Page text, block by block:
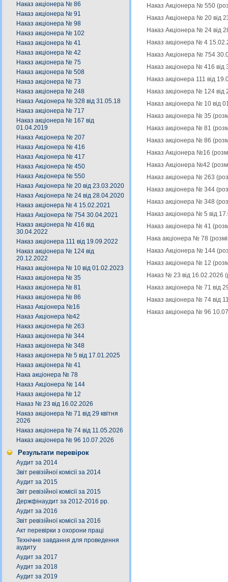
Наказ акціонера № 86
Наказ акціонера № 91
Наказ акціонера № 98
Наказ акціонера № 102
Наказ акціонера № 41
Наказ акціонера № 42
Наказ акціонера № 75
Наказ акціонера № 508
Наказ акціонера № 73
Наказ акціонера № 248
Наказ Акціонера № 328 від 31.05.18
Наказ акціонера № 717
Наказ акціонера № 167 від
01.04.2019
Наказ Акціонера № 207
Наказ Акціонера № 416
Наказ Акціонера № 417
Наказ Акціонера № 450
Наказ Акціонера № 550
Наказ Акціонера № 20 від 23.03.2020
Наказ Акціонера № 24 від 28.04.2020
Наказ акціонера № 4 15.02.2021
Наказ Акціонера № 754 30.04.2021
Наказ акціонера № 416 від
30.04.2022
Наказ акціонера 111 від 19.09.2022
Наказ акціонера № 124 від
20.12.2022
Наказ акціонера № 10 від 01.02.2023
Наказ акціонера № 35
Наказ акціонера № 81
Наказ акціонера № 86
Наказ Акціонера №16
Наказ Акціонера №42
Наказ акціонера № 263
Наказ акціонера № 344
Наказ акціонера № 348
Наказ акціонера № 5 від 17.01.2025
Наказ акціонера № 41
Нака акціонера № 78
Наказ Акціонера № 144
Наказ акціонера № 12
Наказ № 23 від 16.02.2026
Наказ акціонера № 71 від 29 квітня
2026
Наказ акціонера № 74 від 11.05.2026
Наказ акціонера № 96 10.07.2026
Результати перевірок
Аудит за 2014
Звіт ревізійної комісії за 2014
Аудит за 2015
Звіт ревізійної комісії за 2015
Держфінаудит за 2012-2016 рр.
Аудит за 2016
Звіт ревізійної комісії за 2016
Акт перевірки з охорони праці
Технічне завдання для проведення
аудиту
Аудит за 2017
Аудит за 2018
Аудит за 2019
Наказ Акціонера № 550
Наказ Акціонера № 20 від
Наказ Акціонера № 24 від
Наказ акціонера № 4
Наказ Акціонера № 754
Наказ акціонера № 416
Наказ акціонера 111 від
Наказ акціонера № 124
Наказ акціонера № 10 від
Наказ акціонера № 35
Наказ акціонера № 81
Наказ акціонера № 86
Наказ Акціонера №16
Наказ Акціонера №42
Наказ акціонера № 263
Наказ акціонера № 344
Наказ акціонера № 348
Наказ акціонера № 5 від
Наказ акціонера № 41
Нака акціонера № 78
Наказ Акціонера № 144
Наказ акціонера № 12
Наказ № 23 від 16.02.2026
Наказ акціонера № 71 від
Наказ акціонера № 74 від
Наказ акціонера № 96